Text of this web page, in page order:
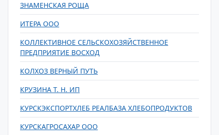
ЗНАМЕНСКАЯ РОЩА
ИТЕРА ООО
КОЛЛЕКТИВНОЕ СЕЛЬСКОХОЗЯЙСТВЕННОЕ
ПРЕДПРИЯТИЕ ВОСХОД
КОЛХОЗ ВЕРНЫЙ ПУТЬ
КРУЗИНА Т. Н. ИП
КУРСКЭКСПОРТХЛЕБ РЕАЛБАЗА ХЛЕБОПРОДУКТОВ
КУРСКАГРОСАХАР ООО